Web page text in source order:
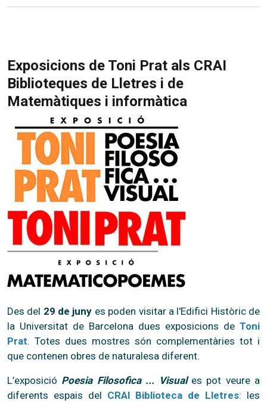
Exposicions de Toni Prat als CRAI
Biblioteques de Lletres i de
Matemàtiques i informàtica
Des del 29 de juny es poden visitar a l'Edifici Històric de
la Universitat de Barcelona dues exposicions de Toni
Prat. Totes dues mostres són complementàries tot i
que contenen obres de naturalesa diferent.
L’exposició Poesia Filosofica ... Visuales pot veure a
diferents espais del CRAI Biblioteca de Lletres: les